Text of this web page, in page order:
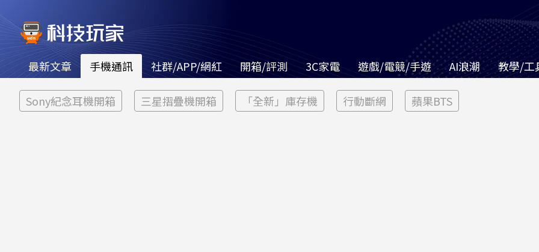
最新文章 手機通訊 社群/APP/網紅 開箱/評測 3C家電 遊戲/電競/手遊 AI浪潮 教學/工
Sony紀念耳機開箱 三星摺疊機開箱 「全新」庫存機 行動斷網 蘋果BTS